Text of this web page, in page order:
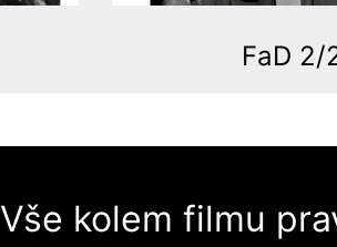
FaD 2/
Vše kolem filmu